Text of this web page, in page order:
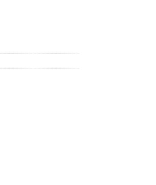
S76021801 / OF-18-ST-10 Datalogic